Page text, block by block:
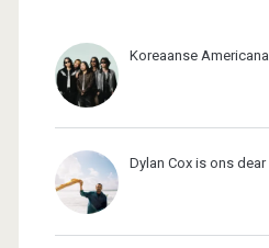
Koreaanse Americana
Dylan Cox is ons dear